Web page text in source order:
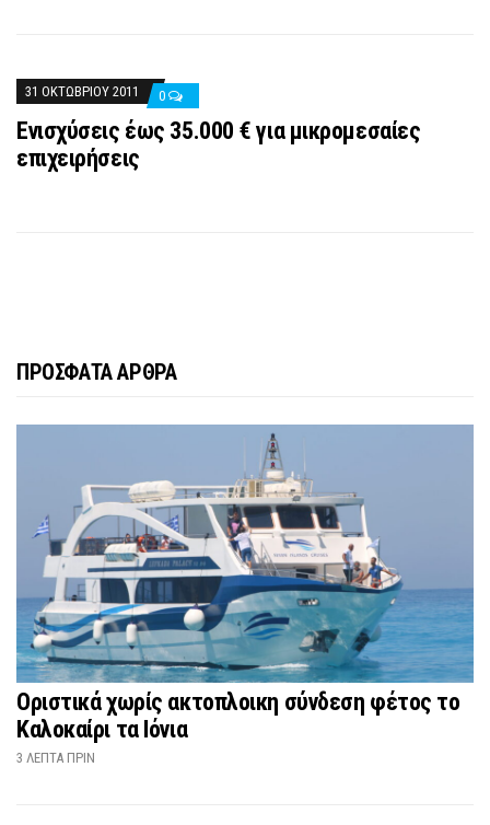
31 ΟΚΤΩΒΡΊΟΥ 2011 0
Ενισχύσεις έως 35.000 € για μικρομεσαίες
επιχειρήσεις
ΠΡΟΣΦΑΤΑ ΑΡΘΡΑ
Οριστικά χωρίς ακτοπλοικη σύνδεση φέτος το
Καλοκαίρι τα Ιόνια
3 ΛΕΠΤΆ ΠΡΙΝ